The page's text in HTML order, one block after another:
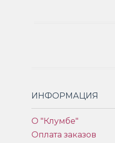
ИНФОРМАЦИЯ
О "Клумбе"
Оплата заказов